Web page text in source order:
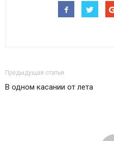
Предыдущая статья
В одном касании от лета